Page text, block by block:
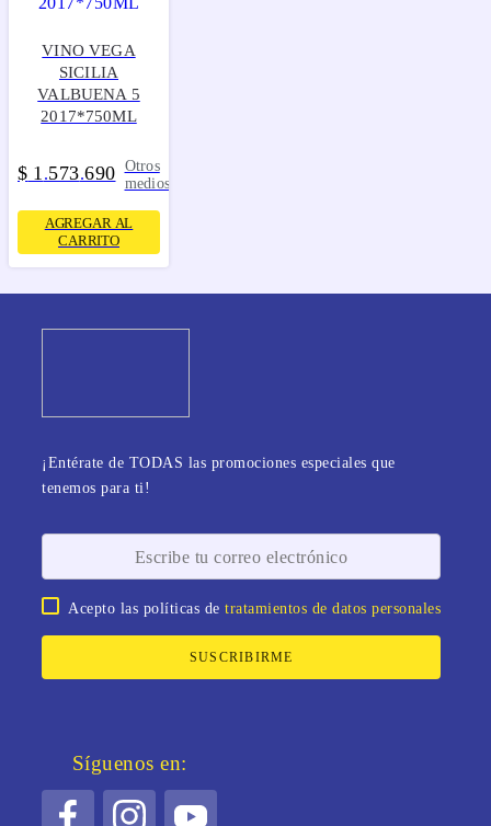
VINO VEGA
SICILIA
VALBUENA 5
2017*750ML
$ 1 .573.690 Otros
medios
AGREGAR AL
CARRITO
¡Entérate de TODAS las promociones especiales que
tenemos para ti!
Acepto las políticas detratamientos de datos personales
SUSCRIBIRME
Síguenos en: